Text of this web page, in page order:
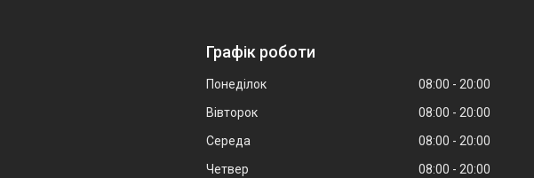
Графік роботи
Понеділок 08:00
20:00
Вівторок
08:00
20:00
Середа
08:00
20:00
Четвер
08:00
20:00